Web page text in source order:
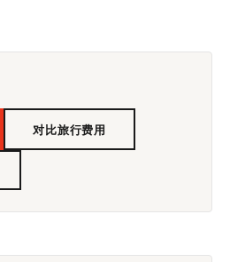
对比旅行费用